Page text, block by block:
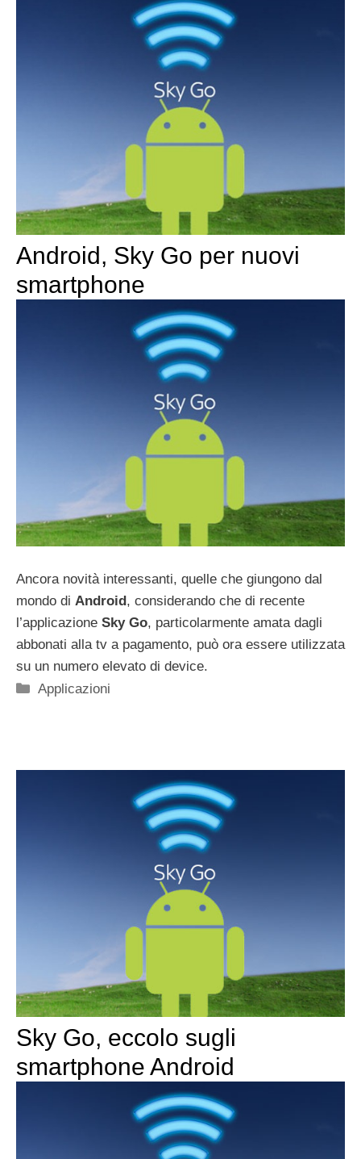
Android, Sky Go per nuovi
smartphone
Ancora novità interessanti, quelle che giungono dal
mondo di Android, considerando che di recente
l’applicazione Sky Go, particolarmente amata dagli
abbonati alla tv a pagamento, può ora essere utilizzata
su un numero elevato di device.
Categorie
Applicazioni
Sky Go, eccolo sugli
smartphone Android